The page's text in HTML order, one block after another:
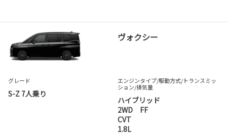
ヴォクシー
グレード
S-Z 7人乗り
エンジンタイプ/駆動方式/トランスミッ
ション/排気量
ハイブリッド
2WD FF
CVT
1.8L